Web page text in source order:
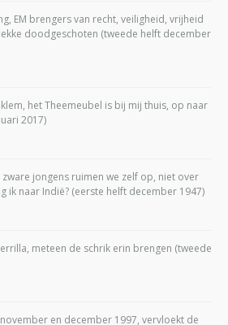
EM brengers van recht, veiligheid, vrijheid
doodgeschoten (tweede helft december
het Theemeubel is bij mij thuis, op naar
2017)
jongens ruimen we zelf op, niet over
ik naar Indië? (eerste helft december 1947)
meteen de schrik erin brengen (tweede
en december 1997, vervloekt de